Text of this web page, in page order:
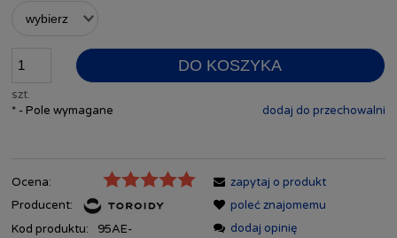
szt.
DO KOSZYKA
dodaj do przechowalni
* - Pole wymagane
Ocena:
Producent:
Kod produktu:
95AE-
zapytaj o produkt
poleć znajomemu
dodaj opinię